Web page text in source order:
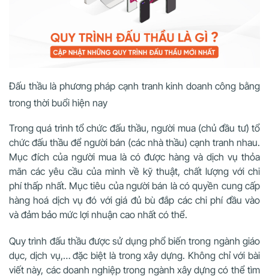
Đấu thầu là phương pháp cạnh tranh kinh doanh công bằng
trong thời buổi hiện nay
Trong quá trình tổ chức đấu thầu, người mua (chủ đầu tư) tổ
chức đấu thầu để người bán (các nhà thầu) cạnh tranh nhau.
Mục đích của người mua là có được hàng và dịch vụ thỏa
mãn các yêu cầu của mình về kỹ thuật, chất lượng với chi
phí thấp nhất. Mục tiêu của người bán là có quyền cung cấp
hàng hoá dịch vụ đó với giá đủ bù đắp các chi phí đầu vào
và đảm bảo mức lợi nhuận cao nhất có thể.
Quy trình đấu thầu được sử dụng phổ biến trong ngành giáo
dục, dịch vụ,… đặc biệt là trong xây dựng. Không chỉ với bài
viết này, các doanh nghiệp trong ngành xây dựng có thể tìm